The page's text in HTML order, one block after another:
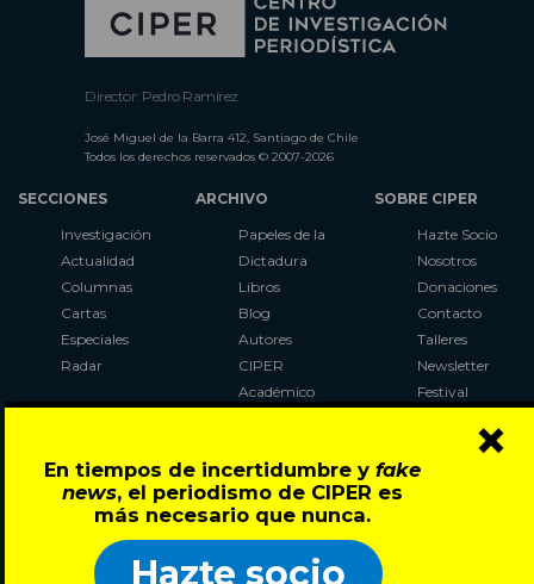
En tiempos de incertidumbre y fake
news, el periodismo de CIPER es
más necesario que nunca.
Hazte socio
×
Director: Pedro Ramírez
José Miguel de la Barra 412, Santiago de Chile
Todos los derechos reservados © 2007-2026
SECCIONES
Investigación
Actualidad
Columnas
Cartas
Especiales
Radar
ARCHIVO
Papeles de la
Dictadura
Libros
Blog
Autores
CIPER
Académico
Al Plebiscito
con CIPER
SOBRE CIPER
Hazte Socio
Nosotros
Donaciones
Contacto
Talleres
Newsletter
Festival